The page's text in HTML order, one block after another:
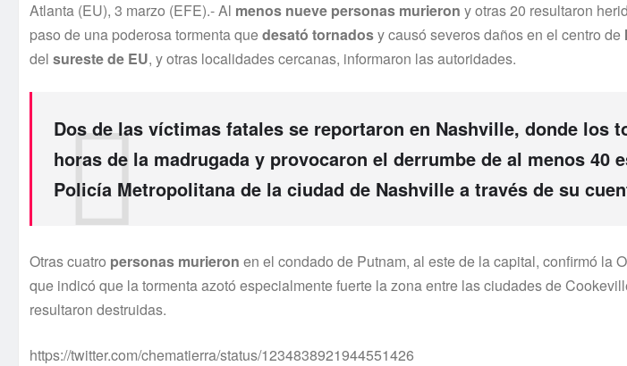
Atlanta (EU), 3 marzo (EFE).- Al menos nueve personas murieron y otras 20 resultaron
paso de una poderosa tormenta quedesató tornadosy causó severos daños en el centro de
del sureste de EU, y otras localidades cercanas, informaron las autoridades.
Dos de las víctimas fatales se reportaron en Nashville, donde los
horas de la madrugada y provocaron el derrumbe de al menos 40
Policía Metropolitana de la ciudad de Nashville a través de su
Otras cuatro personas murieron en el condado de Putnam, al este de la capital, confirmó la
que indicó que la tormenta azotó especialmente fuerte la zona entre las ciudades de
resultaron destruidas.
https://twitter.com/chematierra/status/1234838921944551426